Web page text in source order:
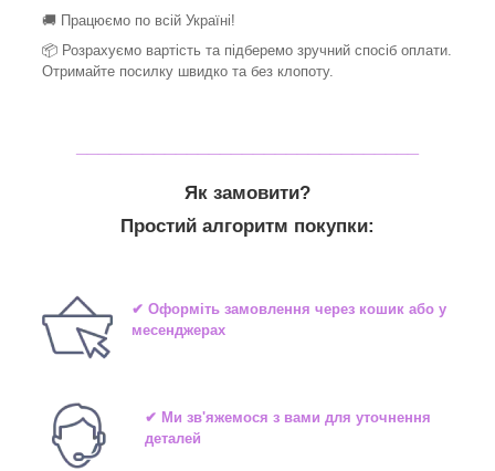
🚚 Працюємо по всій Україні!
📦 Розрахуємо вартість та підберемо зручний спосіб оплати.
Отримайте посилку швидко та без клопоту.
Як замовити?
Простий алгоритм покупки:
✔ Оформіть замовлення через кошик або у
месенджерах
✔ Ми зв'яжемося з вами для уточнення
деталей